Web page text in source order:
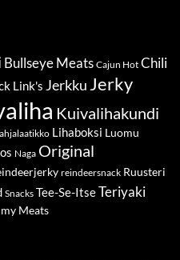
Bullseye Meats Cajun Hot Chili
Link's Jerkku Jerky
Kuivalihakundi
Lihaboksi Luomu
Naga Original
reindeersnack Ruusteri
Snacks Tee-Se-ItseTeriyaki
Meats